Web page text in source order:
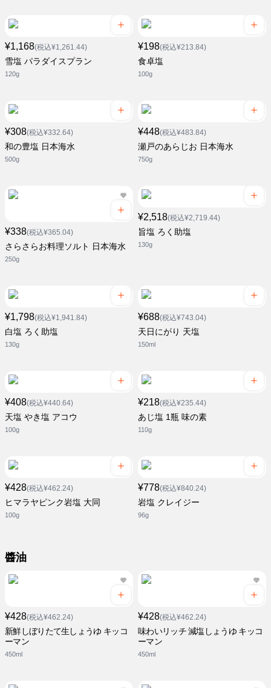
¥1,168(税込¥1,261.44)
雪塩 パラダイスプラン
120g
¥198(税込¥213.84)
食卓塩
100g
¥308(税込¥332.64)
和の豊塩 日本海水
500g
¥448(税込¥483.84)
瀬戸のあらじお 日本海水
750g
¥338(税込¥365.04)
さらさらお料理ソルト 日本海水
250g
¥2,518(税込¥2,719.44)
旨塩 ろく助塩
130g
¥1,798(税込¥1,941.84)
白塩 ろく助塩
130g
¥688(税込¥743.04)
天日にがり 天塩
150ml
¥408(税込¥440.64)
天塩 やき塩 アコウ
100g
¥218(税込¥235.44)
あじ塩 1瓶 味の素
110g
¥428(税込¥462.24)
ヒマラヤピンク岩塩 大同
100g
¥778(税込¥840.24)
岩塩 クレイジー
96g
醬油
¥428(税込¥462.24)
新鮮しぼりたて生しょうゆ キッコ
ーマン
450ml
¥428(税込¥462.24)
味わいリッチ 減塩しょうゆ キッコ
ーマン
450ml